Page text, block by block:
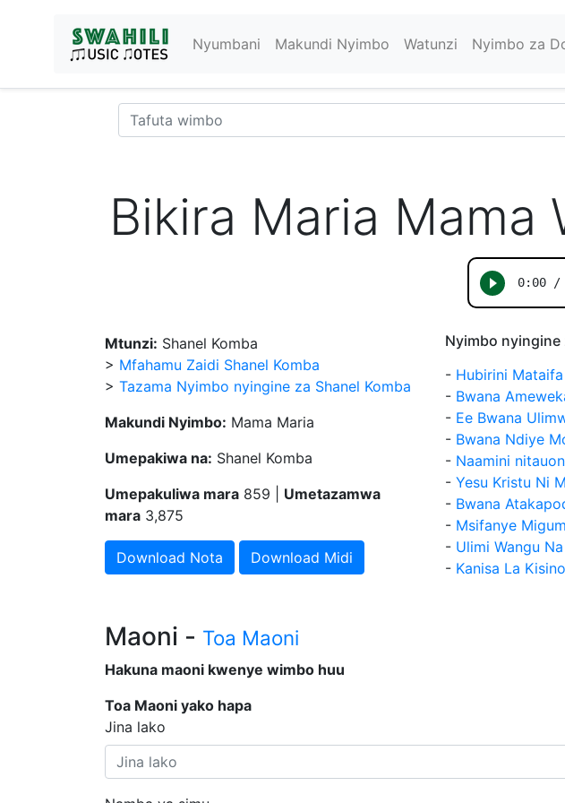
Nyumbani Makundi Nyimbo Watunzi Nyimbo za
Bikira Maria Mama
Mtunzi: Shanel Komba
> Mfahamu Zaidi Shanel Komba
> Tazama Nyimbo nyingine za Shanel Komba
Makundi Nyimbo: Mama Maria
Umepakiwa na: Shanel Komba
Umepakuliwa mara 859 | Umetazamwa
mara 3,875
Download Nota Download Midi
Nyimbo
- Hubirini Mataifa
- Bwana
- Ee Bwana
- Bwana Ndiye
- Naamini
- Yesu Kristu Ni
- Bwana
- Msifanye
- Ulimi Wangu
- Kanisa La
Maoni - Toa Maoni
Hakuna maoni kwenye wimbo huu
Toa Maoni yako hapa
Jina lako